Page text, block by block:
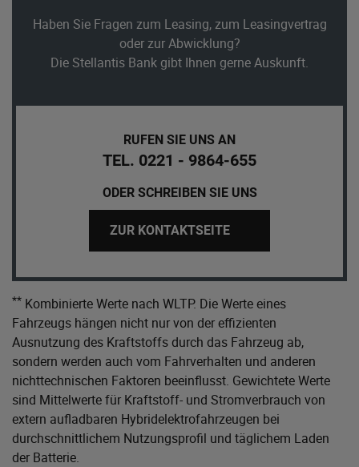
Haben Sie Fragen zum Leasing, zum Leasingvertrag
oder zur Abwicklung?
Die Stellantis Bank gibt Ihnen gerne Auskunft.
RUFEN SIE UNS AN
TEL. 0221 - 9864-655
ODER SCHREIBEN SIE UNS
ZUR KONTAKTSEITE
** Kombinierte Werte nach WLTP. Die Werte eines
Fahrzeugs hängen nicht nur von der effizienten
Ausnutzung des Kraftstoffs durch das Fahrzeug ab,
sondern werden auch vom Fahrverhalten und anderen
nichttechnischen Faktoren beeinflusst. Gewichtete Werte
sind Mittelwerte für Kraftstoff- und Stromverbrauch von
extern aufladbaren Hybridelektrofahrzeugen bei
durchschnittlichem Nutzungsprofil und täglichem Laden
der Batterie.